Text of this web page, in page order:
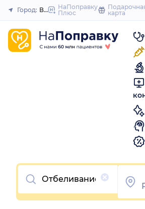
Закрыть
Город: ВолгоградНаПоправку
Плюс
карта
Очистить